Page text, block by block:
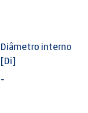
Diâmetro interno
[Di]
-